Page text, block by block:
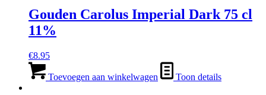
Gouden Carolus Imperial Dark 75 cl
11%
€8.95
Toevoegen aan winkelwagen Toon details